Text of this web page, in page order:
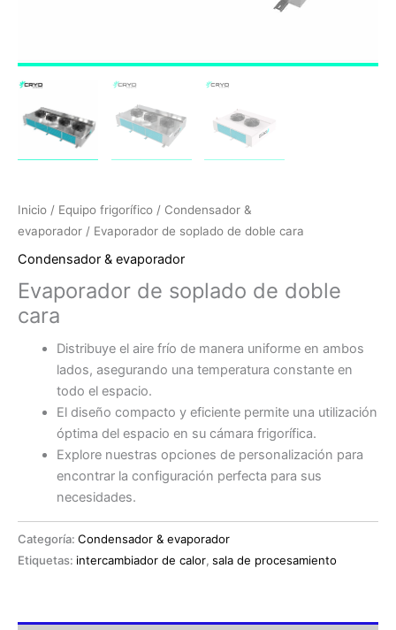
Inicio / Equipo frigorífico / Condensador &
evaporador / Evaporador de soplado de doble cara
Condensador & evaporador
Evaporador de soplado de doble
cara
Distribuye el aire frío de manera uniforme en ambos
lados, asegurando una temperatura constante en
todo el espacio.
El diseño compacto y eficiente permite una utilización
óptima del espacio en su cámara frigorífica.
Explore nuestras opciones de personalización para
encontrar la configuración perfecta para sus
necesidades.
Categoría: Condensador & evaporador
Etiquetas: intercambiador de calor, sala de procesamiento